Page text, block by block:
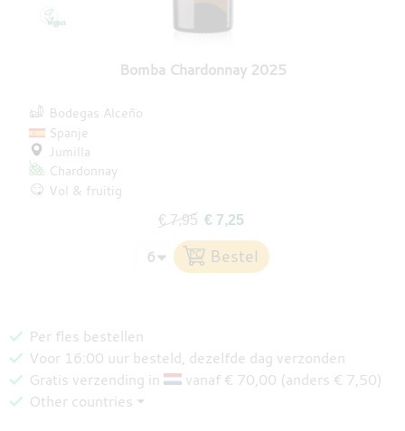
Bomba Chardonnay 2025
Bodegas Alceño
Spanje
Jumilla
Chardonnay
Vol & fruitig
€ 7,95 € 7,25
Per fles bestellen
Voor 16:00 uur besteld, dezelfde dag verzonden
Gratis verzending in
vanaf € 70,00 (anders € 7,50)
Other countries ⏷